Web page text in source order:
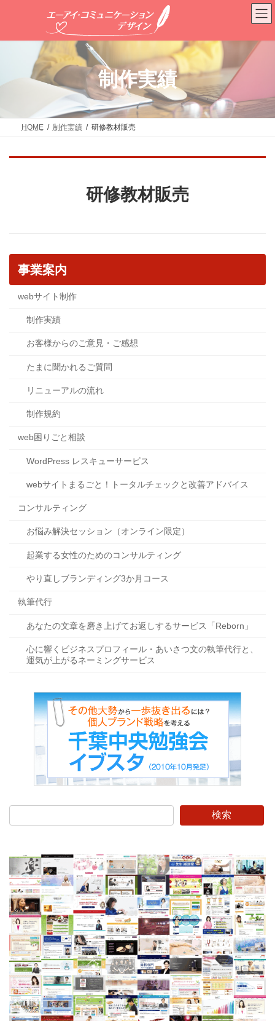
ン
ス
プ
ー
ン
動
制作実績
HOME 制作実績 研修教材販売
研修教材販売
事業案内
webサイト制作
制作実績
お客様からのご意見・ご感想
たまに聞かれるご質問
リニューアルの流れ
制作規約
web困りごと相談
WordPress レスキューサービス
webサイトまるごと！トータルチェックと改善アドバイス
コンサルティング
お悩み解決セッション（オンライン限定）
起業する女性のためのコンサルティング
やり直しブランディング3か月コース
執筆代行
あなたの文章を磨き上げてお返しするサービス「Reborn」
心に響くビジネスプロフィール・あいさつ文の執筆代行と、
運気が上がるネーミングサービス
検索